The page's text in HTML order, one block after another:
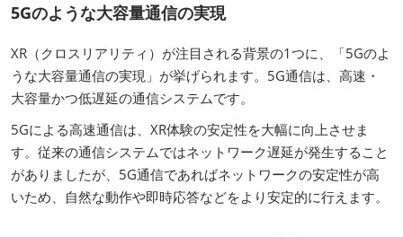
5Gのような大容量通信の実現
XR（クロスリアリティ）が注目される背景の1つに、「5Gのよ
うな大容量通信の実現」が挙げられます。5G通信は、高速・
大容量かつ低遅延の通信システムです。
5Gによる高速通信は、XR体験の安定性を大幅に向上させま
す。従来の通信システムではネットワーク遅延が発生すること
がありましたが、5G通信であればネットワークの安定性が高
いため、自然な動作や即時応答などをより安定的に行えます。